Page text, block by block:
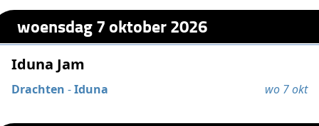
woensdag 7 oktober 2026
Iduna Jam
Drachten -Iduna wo 7 okt